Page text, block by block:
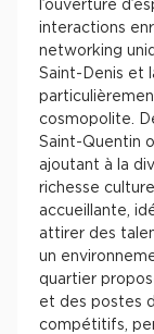
l’ouverture
interactions
networking
Saint-Denis et
cosmopolite.
Saint-Quentin
ajoutant à la
richesse
accueillante,
attirer des
un
quartier
et des postes
compétitifs,